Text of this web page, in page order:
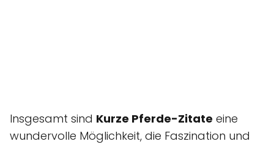
Insgesamt sind Kurze Pferde-Zitate eine
wundervolle Möglichkeit, die Faszination und